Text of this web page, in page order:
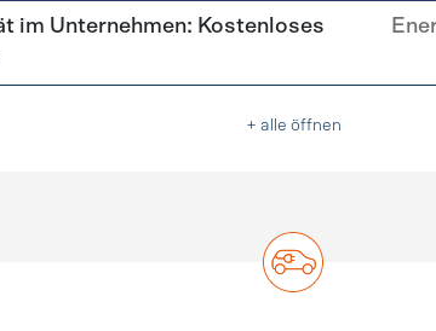
im Unternehmen: Kostenloses
+ alle öffnen